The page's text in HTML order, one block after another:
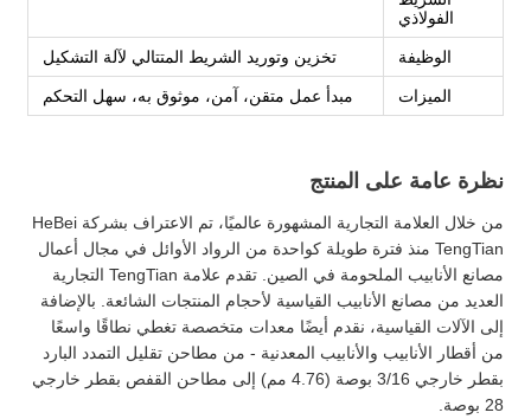
الفولاذي
الوظيفة تخزين وتوريد الشريط المتتالي لآلة التشكيل
الميزات مبدأ عمل متقن، آمن، موثوق به، سهل التحكم
نظرة عامة على المنتج
من خلال العلامة التجارية المشهورة عالميًا، تم الاعتراف بشركة HeBei
TengTian منذ فترة طويلة كواحدة من الرواد الأوائل في مجال أعمال
مصانع الأنابيب الملحومة في الصين. تقدم علامة TengTian التجارية
العديد من مصانع الأنابيب القياسية لأحجام المنتجات الشائعة. بالإضافة
إلى الآلات القياسية، نقدم أيضًا معدات متخصصة تغطي نطاقًا واسعًا
من أقطار الأنابيب والأنابيب المعدنية - من مطاحن تقليل التمدد البارد
بقطر خارجي 3/16 بوصة (4.76 مم) إلى مطاحن القفص بقطر خارجي
28 بوصة.